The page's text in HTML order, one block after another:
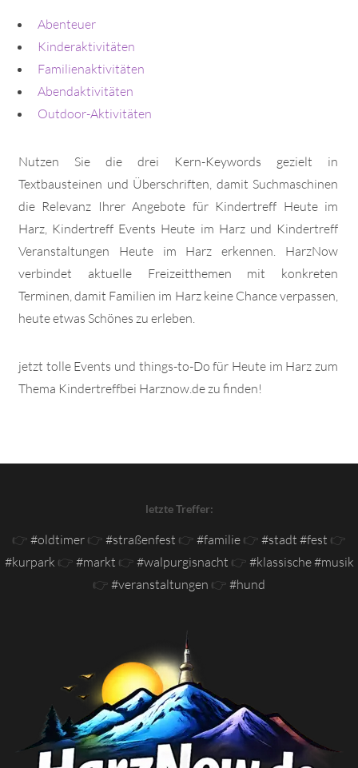
Abenteuer
Kinderaktivitäten
Familienaktivitäten
Abendaktivitäten
Outdoor-Aktivitäten
Nutzen Sie die drei Kern-Keywords gezielt in
Textbausteinen und Überschriften, damit Suchmaschinen
die Relevanz Ihrer Angebote für Kindertreff Heute im
Harz, Kindertreff Events Heute im Harz und Kindertreff
Veranstaltungen Heute im Harz erkennen. HarzNow
verbindet aktuelle Freizeitthemen mit konkreten
Terminen, damit Familien im Harz keine Chance verpassen,
heute etwas Schönes zu erleben.
jetzt tolle Events und things-to-Do für Heute im Harz zum
Thema Kindertreffbei Harznow.de zu finden!
letzte Treffer:
👉 #oldtimer 👉 #straßenfest 👉 #familie 👉 #stadt #fest 👉
#kurpark 👉 #markt 👉 #walpurgisnacht 👉 #klassische #musik
👉 #veranstaltungen 👉 #hund